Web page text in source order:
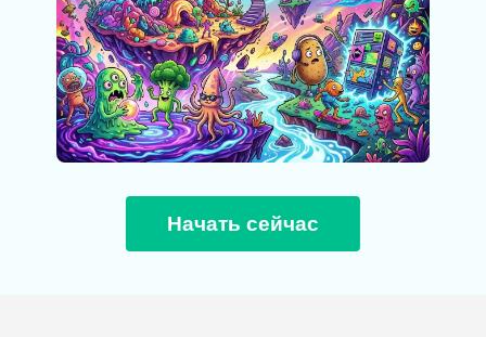
Начать сейчас